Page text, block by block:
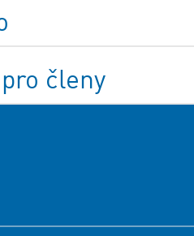
členy